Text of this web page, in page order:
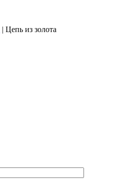
| Цепь из золота